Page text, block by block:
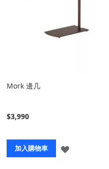
Mork 邊几
$3,990
加入購物車
登